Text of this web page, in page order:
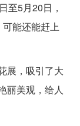
至5月20日，
能还能赶上
展，吸引了大
丽美观，给人